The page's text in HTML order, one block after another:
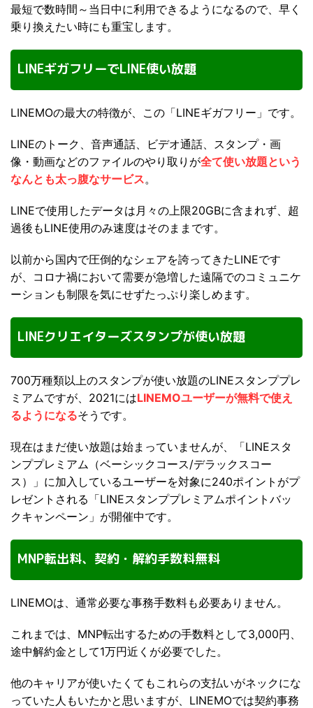
最短で数時間～当日中に利用できるようになるので、早く
乗り換えたい時にも重宝します。
LINEギガフリーでLINE使い放題
LINEMOの最大の特徴が、この「LINEギガフリー」です。
LINEのトーク、音声通話、ビデオ通話、スタンプ・画
像・動画などのファイルのやり取りが全て使い放題という
なんとも太っ腹なサービス。
LINEで使用したデータは月々の上限20GBに含まれず、超
過後もLINE使用のみ速度はそのままです。
以前から国内で圧倒的なシェアを誇ってきたLINEです
が、コロナ禍において需要が急増した遠隔でのコミュニケ
ーションも制限を気にせずたっぷり楽しめます。
LINEクリエイターズスタンプが使い放題
700万種類以上のスタンプが使い放題のLINEスタンププレ
ミアムですが、2021にはLINEMOユーザーが無料で使え
るようになるそうです。
現在はまだ使い放題は始まっていませんが、「LINEスタ
ンププレミアム（ベーシックコース/デラックスコー
ス）」に加入しているユーザーを対象に240ポイントがプ
レゼントされる「LINEスタンププレミアムポイントバッ
クキャンペーン」が開催中です。
MNP転出料、契約・解約手数料無料
LINEMOは、通常必要な事務手数料も必要ありません。
これまでは、MNP転出するための手数料として3,000円、
途中解約金として1万円近くが必要でした。
他のキャリアが使いたくてもこれらの支払いがネックにな
っていた人もいたかと思いますが、LINEMOでは契約事務